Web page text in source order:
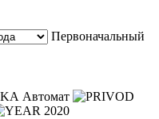
Первоначальный
Автомат
2020